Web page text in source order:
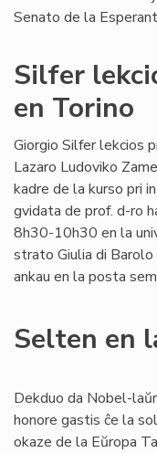
Senato de la
Silfer
en Torino
Giorgio Silfer lekcios
Lazaro Ludoviko
kadre de la kurso pri
gvidata de prof. d-ro
8h30-10h30 en la
strato Giulia di
ankau en la posta
Selten en
Dekduo da Nobel-
honore gastis ĉe la
okaze de la Eŭropa